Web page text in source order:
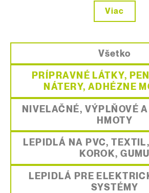
Viac
Všetko
PRÍPRAVNÉ LÁTKY,
NÁTERY, ADHÉZNE
NIVELAČNÉ, VÝPLŇOVÉ
HMOTY
LEPIDLÁ NA PVC,
KOROK, GUMU
LEPIDLÁ PRE
SYSTÉMY